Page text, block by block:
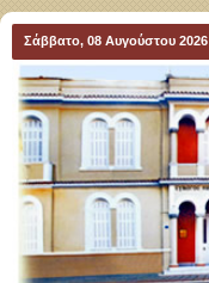
Σάββατο, 08 Αυγούστου 2026